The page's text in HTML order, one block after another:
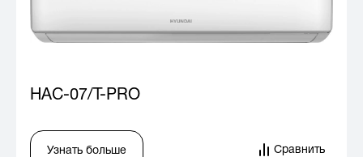
HAC-07/T-PRO
Узнать больше Сравнить